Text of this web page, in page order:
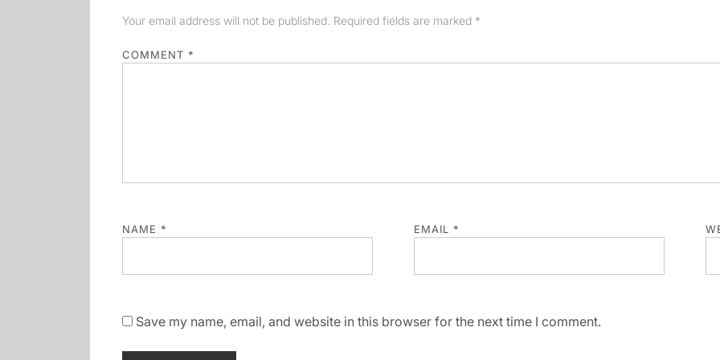
Your email address will not be published. Required fields are marked *
COMMENT *
NAME * EMAIL *
Save my name, email, and website in this browser for the next time I comment.